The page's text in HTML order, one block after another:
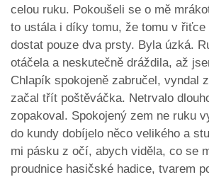
celou ruku. Pokoušeli se o mě
to ustála i díky tomu, že tomu v řiťce
dostat pouze dva prsty. Byla úzká.
otáčela a neskutečně dráždila, až
Chlapík spokojeně zabručel, vyndal
začal třít poštěváčka. Netrvalo
zopakoval. Spokojený zem ne ruku
do kundy dobíjelo něco velikého a
mi pásku z očí, abych viděla, co se
proudnice hasičské hadice, tvarem